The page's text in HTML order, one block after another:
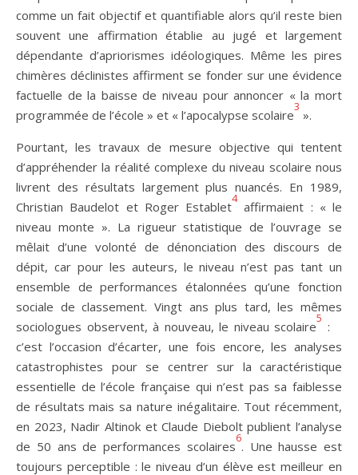
comme un fait objectif et quantifiable alors qu’il reste bien
souvent une affirmation établie au jugé et largement
dépendante d’apriorismes idéologiques. Même les pires
chimères déclinistes affirment se fonder sur une évidence
factuelle de la baisse de niveau pour annoncer « la mort
programmée de l’école » et « l’apocalypse scolaire
3
».
Pourtant, les travaux de mesure objective qui tentent
d’appréhender la réalité complexe du niveau scolaire nous
livrent des résultats largement plus nuancés. En 1989,
Christian Baudelot et Roger Establet
4
affirmaient : « le
niveau monte ». La rigueur statistique de l’ouvrage se
mêlait d’une volonté de dénonciation des discours de
dépit, car pour les auteurs, le niveau n’est pas tant un
ensemble de performances étalonnées qu’une fonction
sociale de classement. Vingt ans plus tard, les mêmes
sociologues observent, à nouveau, le niveau scolaire
5
:
c’est l’occasion d’écarter, une fois encore, les analyses
catastrophistes pour se centrer sur la caractéristique
essentielle de l’école française qui n’est pas sa faiblesse
de résultats mais sa nature inégalitaire. Tout récemment,
en 2023, Nadir Altinok et Claude Diebolt publient l’analyse
de 50 ans de performances scolaires
6
. Une hausse est
toujours perceptible : le niveau d’un élève est meilleur en